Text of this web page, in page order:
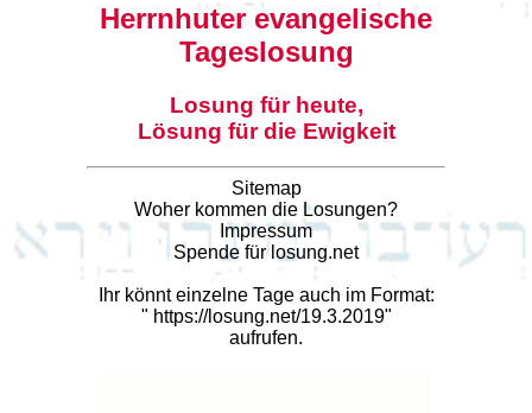
Herrnhuter evangelische
Tageslosung
Losung für heute,
Lösung für die Ewigkeit
Sitemap
Woher kommen die Losungen?
Impressum
Spende für losung.net
Ihr könnt einzelne Tage auch im Format:
" https://losung.net/19.3.2019"
aufrufen.